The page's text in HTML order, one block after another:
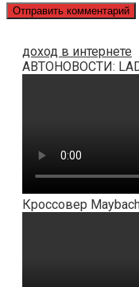
доход в интернете
АВТОНОВОСТИ:
Кроссовер